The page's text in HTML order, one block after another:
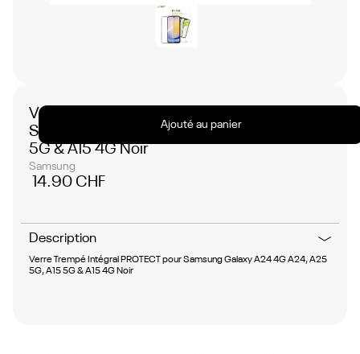
Verre Trempé Intégral PROTECT pour
Samsung Galaxy A24 4G A24, A25 5G, A15
5G & A15 4G Noir
Samsung
14.90 CHF
Description
Verre Trempé Intégral PROTECT pour Samsung Galaxy A24 4G A24, A25
5G, A15 5G & A15 4G Noir
Ajouté au panier